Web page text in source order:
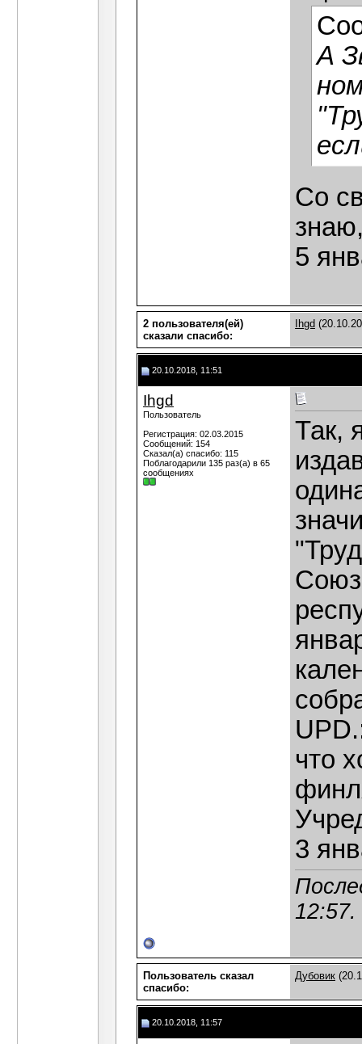
А
Со
5
2 пользователя(ей)
сказали cпасибо:
Ihgd
20.10.2018, 11:51
Ihgd
Пользователь
Регистрация: 02.03.2015
Сообщений: 154
Сказал(а) спасибо: 115
Поблагодарили 135 раз(а) в 65
сообщениях
Так,
что
3
12:57.
Пользователь сказал
cпасибо:
Дубовик
20.10.2018, 11:57